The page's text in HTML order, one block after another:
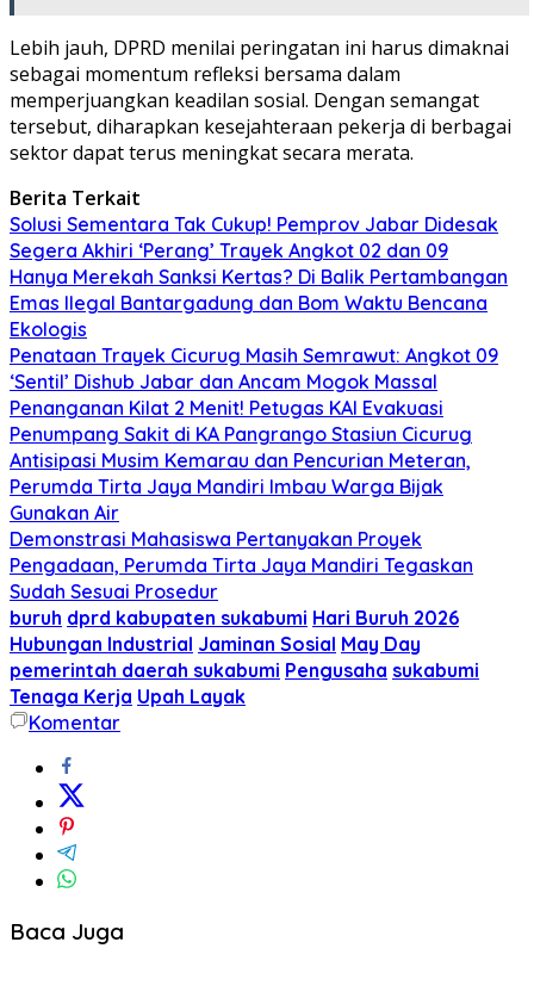
Lebih jauh, DPRD menilai peringatan ini harus dimaknai
sebagai momentum refleksi bersama dalam
memperjuangkan keadilan sosial. Dengan semangat
tersebut, diharapkan kesejahteraan pekerja di berbagai
sektor dapat terus meningkat secara merata.
Berita Terkait
Solusi Sementara Tak Cukup! Pemprov Jabar Didesak
Segera Akhiri ‘Perang’ Trayek Angkot 02 dan 09
Hanya Merekah Sanksi Kertas? Di Balik Pertambangan
Emas Ilegal Bantargadung dan Bom Waktu Bencana
Ekologis
Penataan Trayek Cicurug Masih Semrawut: Angkot 09
‘Sentil’ Dishub Jabar dan Ancam Mogok Massal
Penanganan Kilat 2 Menit! Petugas KAI Evakuasi
Penumpang Sakit di KA Pangrango Stasiun Cicurug
Antisipasi Musim Kemarau dan Pencurian Meteran,
Perumda Tirta Jaya Mandiri Imbau Warga Bijak
Gunakan Air
Demonstrasi Mahasiswa Pertanyakan Proyek
Pengadaan, Perumda Tirta Jaya Mandiri Tegaskan
Sudah Sesuai Prosedur
buruh dprd kabupaten sukabumi Hari Buruh 2026
Hubungan Industrial Jaminan Sosial May Day
pemerintah daerah sukabumi Pengusaha sukabumi
Tenaga Kerja Upah Layak
Komentar
Baca Juga